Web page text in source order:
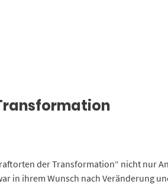
der Transformation“ nicht nur
in ihrem Wunsch nach Veränderung